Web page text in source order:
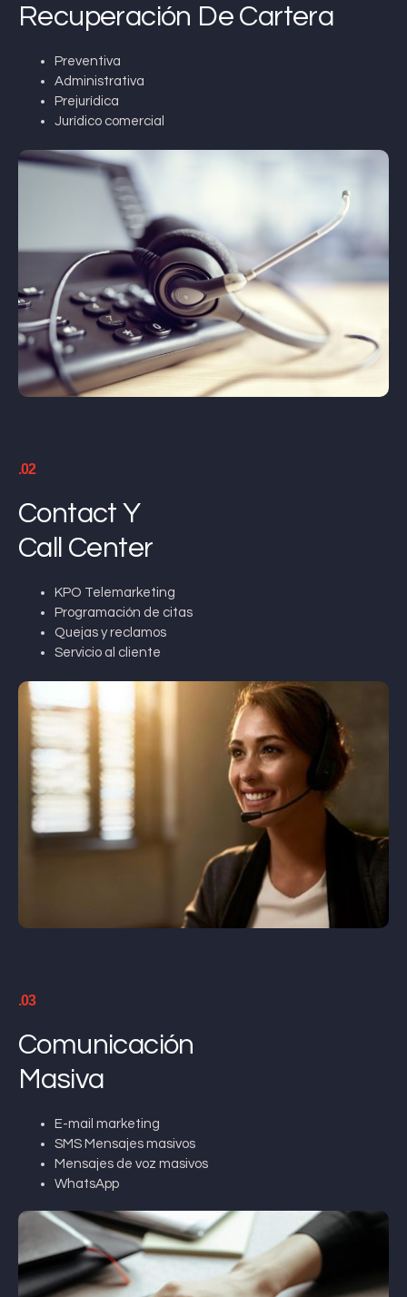
Recuperación De Cartera
Preventiva
Administrativa
Prejurídica
Jurídico comercial
.02
Contact Y
Call Center
KPO Telemarketing
Programación de citas
Quejas y reclamos
Servicio al cliente
.03
Comunicación
Masiva
E-mail marketing
SMS Mensajes masivos
Mensajes de voz masivos
WhatsApp